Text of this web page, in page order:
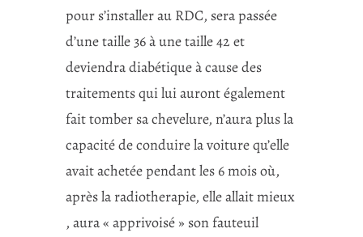
pour s’installer au RDC, sera passée
d’une taille 36 à une taille 42 et
deviendra diabétique à cause des
traitements qui lui auront également
fait tomber sa chevelure, n’aura plus la
capacité de conduire la voiture qu’elle
avait achetée pendant les 6 mois où,
après la radiotherapie, elle allait mieux
, aura « apprivoisé » son fauteuil